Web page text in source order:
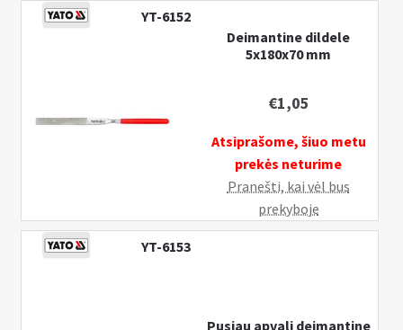
YT-6152
Deimantine dildele
5x180x70 mm
€1,05
Atsiprašome, šiuo metu
prekės neturime
Pranešti, kai vėl bus
prekyboje
YT-6153
Pusiau apvali deimantine